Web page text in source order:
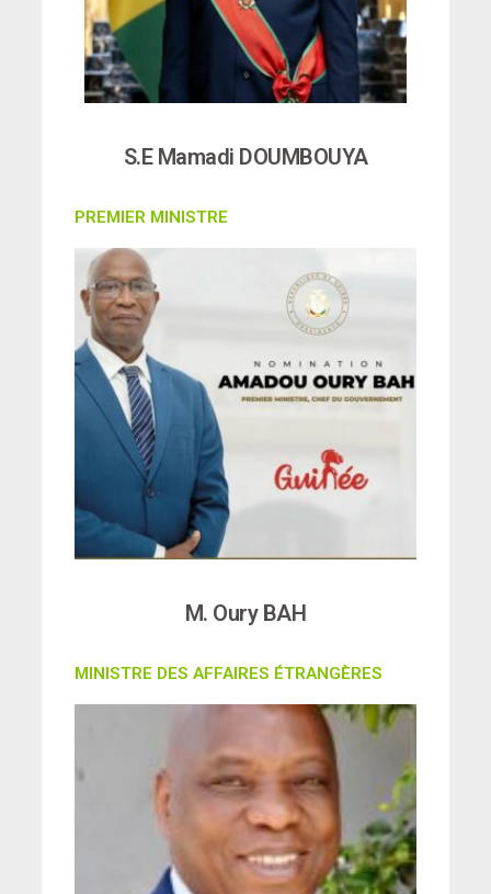
S.E Mamadi DOUMBOUYA
PREMIER MINISTRE
M. Oury BAH
MINISTRE DES AFFAIRES ÉTRANGÈRES